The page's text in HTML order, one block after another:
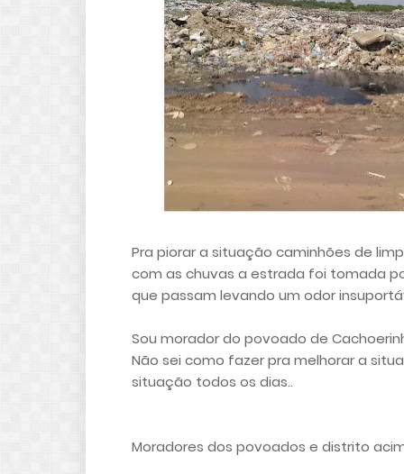
Pra piorar a situação caminhões de
com as chuvas a estrada foi tomada
que passam levando um odor
Sou morador do povoado de
Não sei como fazer pra melhorar a
situação todos os dias..
Moradores dos povoados e distrito